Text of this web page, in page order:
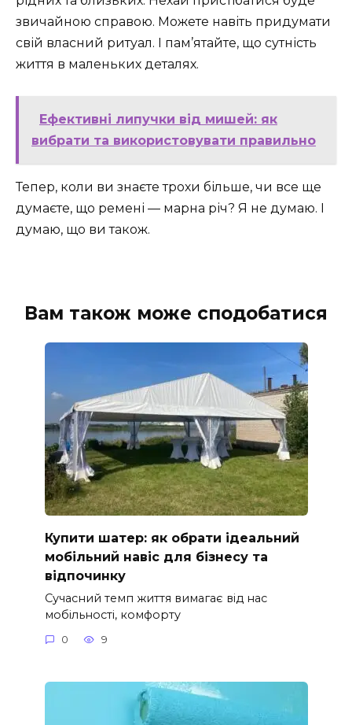
звичайною справою. Можете навіть придумати
свій власний ритуал. І пам’ятайте, що сутність
життя в маленьких деталях.
Ефективні липучки від мишей: як
вибрати та використовувати правильно
Тепер, коли ви знаєте трохи більше, чи все ще
думаєте, що ремені — марна річ? Я не думаю. І
думаю, що ви також.
Вам також може сподобатися
Купити шатер: як обрати ідеальний
мобільний навіс для бізнесу та
відпочинку
Сучасний темп життя вимагає від нас
мобільності, комфорту
0 9